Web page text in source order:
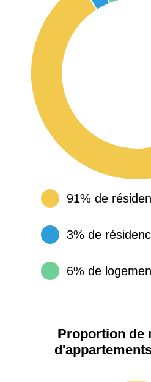
91% de
3% de
6% de
Proportion de